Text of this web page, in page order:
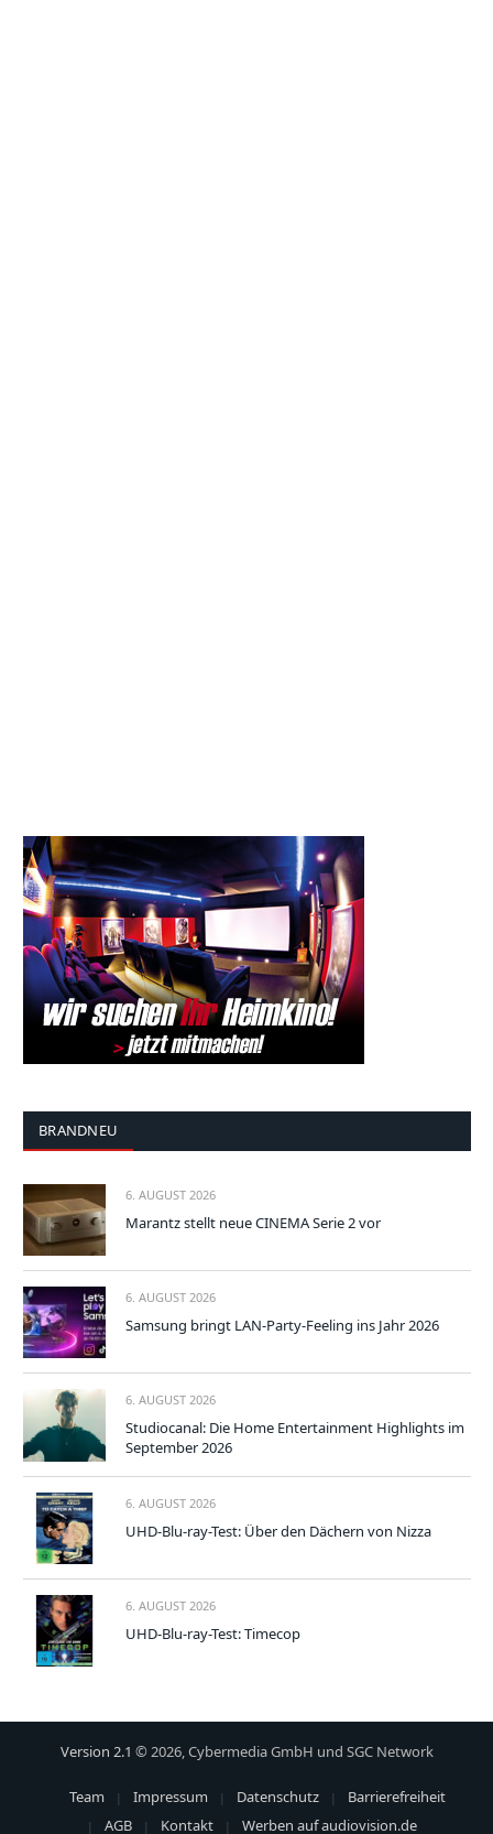
BRANDNEU
6. AUGUST 2026
Marantz stellt neue CINEMA Serie 2 vor
6. AUGUST 2026
Samsung bringt LAN-Party-Feeling ins Jahr 2026
6. AUGUST 2026
Studiocanal: Die Home Entertainment Highlights im
September 2026
6. AUGUST 2026
UHD-Blu-ray-Test: Über den Dächern von Nizza
6. AUGUST 2026
UHD-Blu-ray-Test: Timecop
Version 2.1 © 2026, Cybermedia GmbH und SGC Network
Team Impressum Datenschutz
Barrierefreiheit
AGB
Kontakt Werben auf audiovision.de